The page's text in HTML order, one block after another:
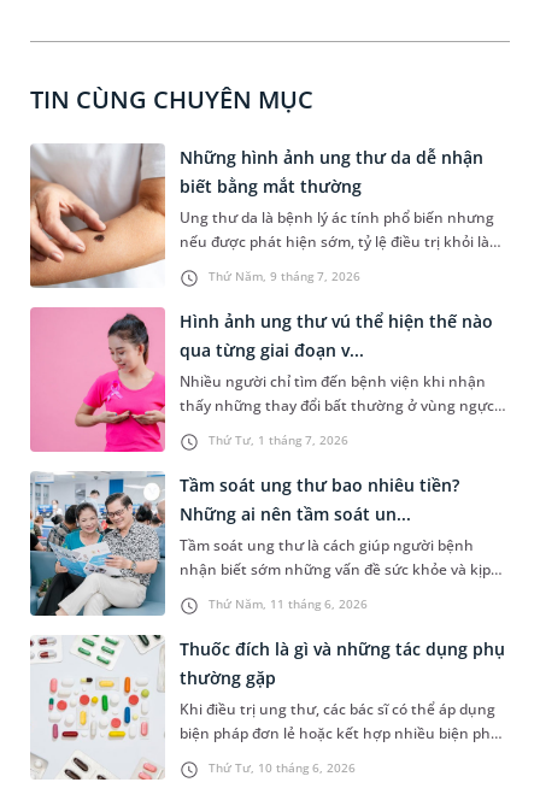
TIN CÙNG CHUYÊN MỤC
Thứ Năm, 9 tháng 7, 2026
Những hình ảnh ung thư da dễ nhận
biết bằng mắt thường
Ung thư da là bệnh lý ác tính phổ biến nhưng
nếu được phát hiện sớm, tỷ lệ điều trị khỏi là
rất cao. Tuy nhiên, ở giai đoạn đầu, các tổn
thương trên da rất dễ bị nhầm lẫn với nốt ruồi
hoặc vết loét lành tính thông thường. Việc chủ
động nhận biết các hình ảnh ung thư da đặc
trưng là rất quan trọng để người bệnh đi thăm
khám kịp thời.
Thứ Tư, 1 tháng 7, 2026
Hình ảnh ung thư vú thể hiện thế nào
qua từng giai đoạn v...
Nhiều người chỉ tìm đến bệnh viện khi nhận
thấy những thay đổi bất thường ở vùng ngực
mà không biết bệnh hoàn toàn có thể phát
hiện sớm nếu chú ý quan sát. Việc tìm hiểu
hình ảnh ung thư vú qua từng giai đoạn không
chỉ giúp nâng cao nhận thức về căn bệnh này
mà còn hỗ trợ phát hiện sớm, từ đó tăng cơ hội
điều trị và cải thiện tiên lượng cho người bệnh.
Thứ Năm, 11 tháng 6, 2026
Tầm soát ung thư bao nhiêu tiền?
Những ai nên tầm soát un...
Tầm soát ung thư là cách giúp người bệnh
nhận biết sớm những vấn đề sức khỏe và kịp
thời điều trị. Bài viết dưới đây sẽ giúp bạn hiểu
rõ hơn về lợi ích của việc tầm soát ung thư, giải
đáp thắc mắc “tầm soát ung thư bao nhiêu
tiền” và những ai cần tầm soát.
Thứ Tư, 10 tháng 6, 2026
Thuốc đích là gì và những tác dụng phụ
thường gặp
Khi điều trị ung thư, các bác sĩ có thể áp dụng
biện pháp đơn lẻ hoặc kết hợp nhiều biện pháp
khác nhau để mang lại hiệu quả điều trị tốt
nhất. Trong đó, liệu pháp nhắm trúng đích